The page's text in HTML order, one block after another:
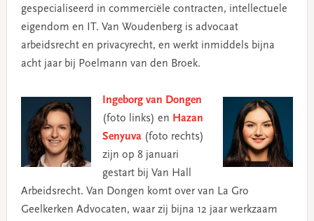
gespecialiseerd in commerciële contracten, intellectuele
eigendom en IT. Van Woudenberg is advocaat
arbeidsrecht en privacyrecht, en werkt inmiddels bijna
acht jaar bij Poelmann van den Broek.
Ingeborg van Dongen
(foto links) en Hazan
Senyuva (foto rechts)
zijn op 8 januari
gestart bij Van Hall
Arbeidsrecht. Van Dongen komt over van La Gro
Geelkerken Advocaten, waar zij bijna 12 jaar werkzaam